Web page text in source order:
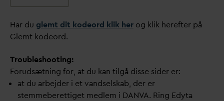
Har du glemt dit kodeord klik her og klik herefter på
Glemt kodeord.
Troubleshooting:
Forudsætning for, at du kan tilgå disse sider er:
at du arbejder i et vandselskab, der er
stemmeberettiget medlem i DANVA. Ring Edyta